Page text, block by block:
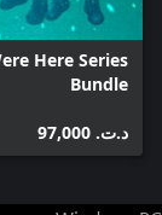
Here Series
Bundle
د.ت.‏ 97,000